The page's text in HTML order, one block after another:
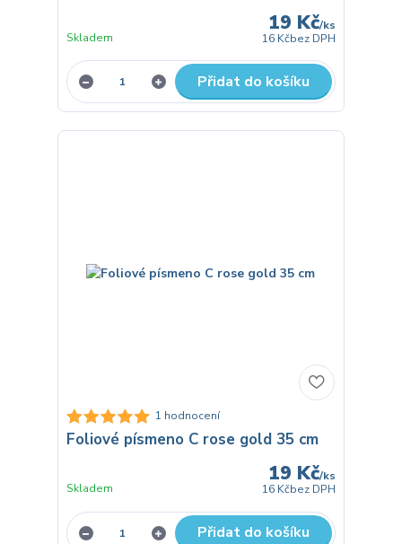
19 Kč/ks
16 Kčbez DPH
Skladem
Přidat do košíku
1 hodnocení
Foliové písmeno C rose gold 35 cm
19 Kč/ks
16 Kčbez DPH
Skladem
Přidat do košíku